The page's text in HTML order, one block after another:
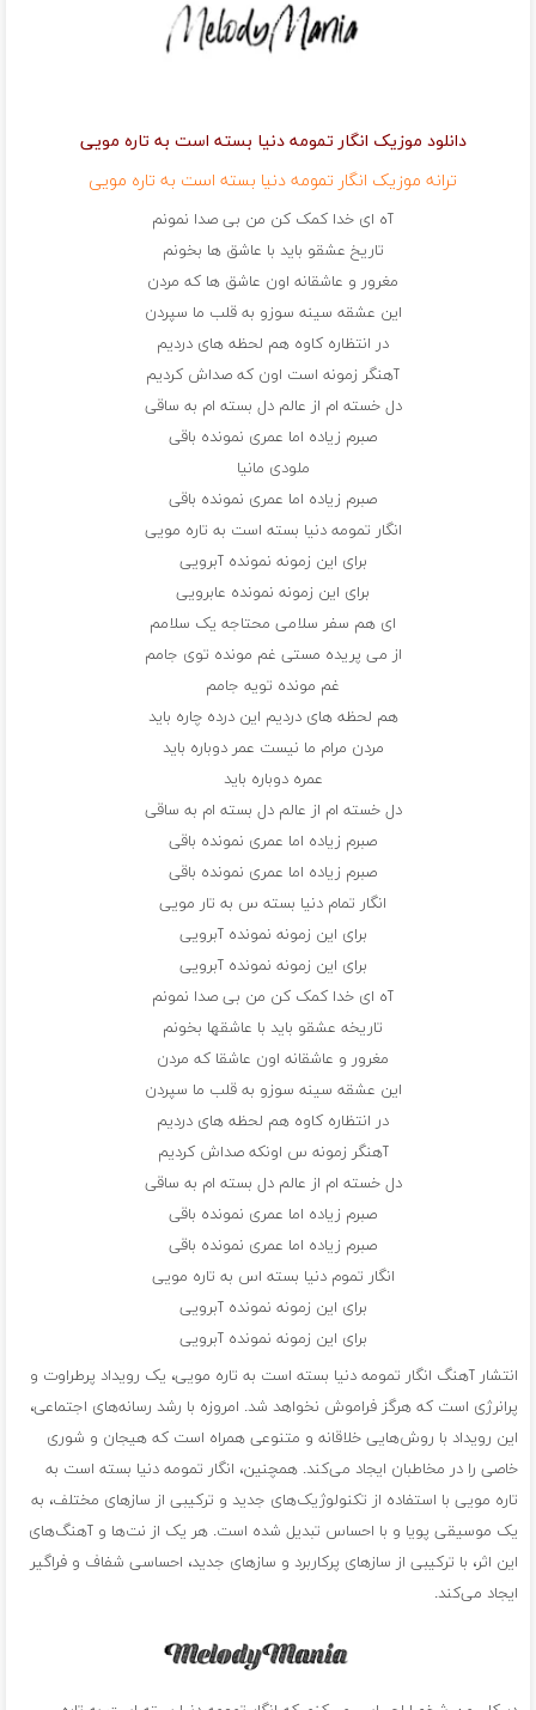
دانلود موزیک انگار تمومه دنیا بسته است به تاره مویی
ترانه موزیک انگار تمومه دنیا بسته است به تاره مویی
آه ای خدا کمک کن من بی صدا نمونم
تاریخ عشقو باید با عاشق ها بخونم
مغرور و عاشقانه اون عاشق ها که مردن
این عشقه سینه سوزو به قلب ما سپردن
در انتظاره کاوه هم لحظه های دردیم
آهنگر زمونه است اون که صداش کردیم
دل خسته ام از عالم دل بسته ام به ساقی
صبرم زیاده اما عمری نمونده باقی
ملودی مانیا
صبرم زیاده اما عمری نمونده باقی
انگار تمومه دنیا بسته است به تاره مویی
برای این زمونه نمونده آبرویی
برای این زمونه نمونده عابرویی
ای هم سفر سلامی محتاجه یک سلامم
از می پریده مستی غم مونده توی جامم
غم مونده تویه جامم
هم لحظه های دردیم این درده چاره باید
مردن مرام ما نیست عمر دوباره باید
عمره دوباره باید
دل خسته ام از عالم دل بسته ام به ساقی
صبرم زیاده اما عمری نمونده باقی
صبرم زیاده اما عمری نمونده باقی
انگار تمام دنیا بسته س به تار مویی
برای این زمونه نمونده آبرویی
برای این زمونه نمونده آبرویی
آه ای خدا کمک کن من بی صدا نمونم
تاریخه عشقو باید با عاشقها بخونم
مغرور و عاشقانه اون عاشقا که مردن
این عشقه سینه سوزو به قلب ما سپردن
در انتظاره کاوه هم لحظه های دردیم
آهنگر زمونه س اونکه صداش کردیم
دل خسته ام از عالم دل بسته ام به ساقی
صبرم زیاده اما عمری نمونده باقی
صبرم زیاده اما عمری نمونده باقی
انگار تموم دنیا بسته اس به تاره مویی
برای این زمونه نمونده آبرویی
برای این زمونه نمونده آبرویی
انتشار آهنگ انگار تمومه دنیا بسته است به تاره مویی، یک رویداد پرطراوت و
پرانرژی است که هرگز فراموش نخواهد شد. امروزه با رشد رسانه‌های اجتماعی،
این رویداد با روش‌هایی خلاقانه و متنوعی همراه است که هیجان و شوری
خاصی را در مخاطبان ایجاد می‌کند. همچنین، انگار تمومه دنیا بسته است به
تاره مویی با استفاده از تکنولوژیک‌های جدید و ترکیبی از سازهای مختلف، به
یک موسیقی پویا و با احساس تبدیل شده است. هر یک از نت‌ها و آهنگ‌های
این اثر، با ترکیبی از سازهای پرکاربرد و سازهای جدید، احساسی شفاف و فراگیر
ایجاد می‌کند.